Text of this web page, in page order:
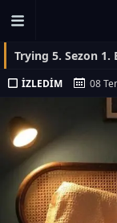
Trying 5. Sezon 1.
İZLEDIM 08